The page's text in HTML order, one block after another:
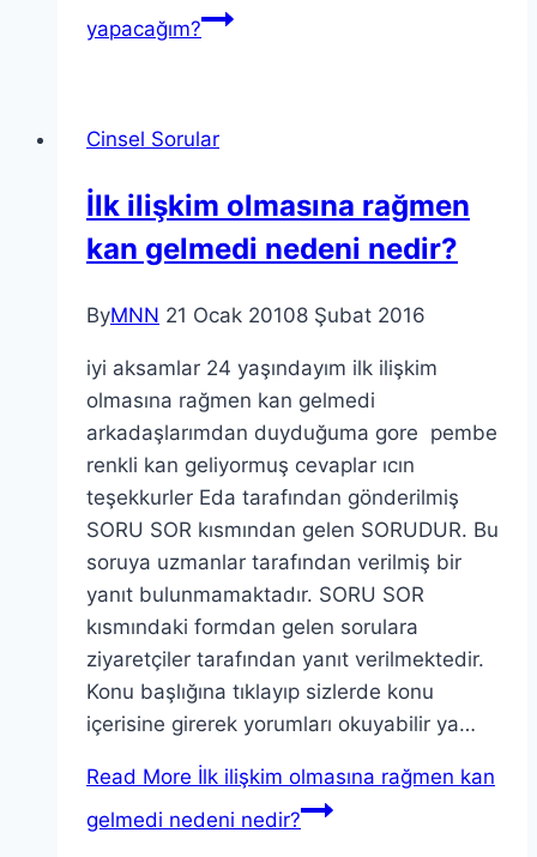
yapacağım?
Cinsel Sorular
İlk ilişkim olmasına rağmen
kan gelmedi nedeni nedir?
ByMNN 21 Ocak 20108 Şubat 2016
iyi aksamlar 24 yaşındayım ilk ilişkim
olmasına rağmen kan gelmedi
arkadaşlarımdan duyduğuma gore pembe
renkli kan geliyormuş cevaplar ıcın
teşekkurler Eda tarafından gönderilmiş
SORU SOR kısmından gelen SORUDUR. Bu
soruya uzmanlar tarafından verilmiş bir
yanıt bulunmamaktadır. SORU SOR
kısmındaki formdan gelen sorulara
ziyaretçiler tarafından yanıt verilmektedir.
Konu başlığına tıklayıp sizlerde konu
içerisine girerek yorumları okuyabilir ya…
Read More İlk ilişkim olmasına rağmen kan
gelmedi nedeni nedir?